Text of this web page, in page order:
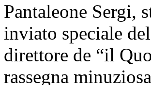
Pantaleone Sergi,
inviato speciale
direttore de “il
rassegna